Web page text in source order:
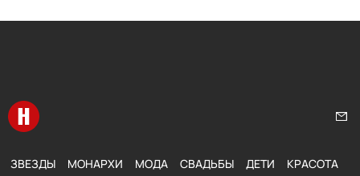
Перейти на главную
ЗВЕЗДЫ МОНАРХИ МОДА СВАДЬБЫ ДЕТИ КРАСОТА